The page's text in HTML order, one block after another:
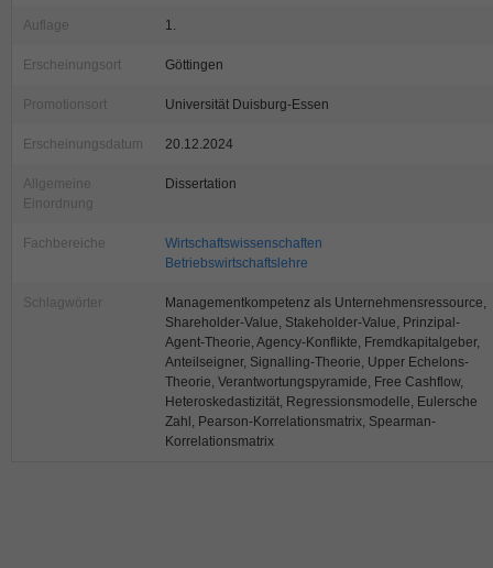
Auflage 1.
Erscheinungsort Göttingen
Promotionsort Universität Duisburg-Essen
Erscheinungsdatum 20.12.2024
Allgemeine
Einordnung
Dissertation
Fachbereiche
Wirtschaftswissenschaften
Betriebswirtschaftslehre
Schlagwörter
Managementkompetenz als Unternehmensressource,
Shareholder-Value, Stakeholder-Value, Prinzipal-
Agent-Theorie, Agency-Konflikte, Fremdkapitalgeber,
Anteilseigner, Signalling-Theorie, Upper Echelons-
Theorie, Verantwortungspyramide, Free Cashflow,
Heteroskedastizität, Regressionsmodelle, Eulersche
Zahl, Pearson-Korrelationsmatrix, Spearman-
Korrelationsmatrix